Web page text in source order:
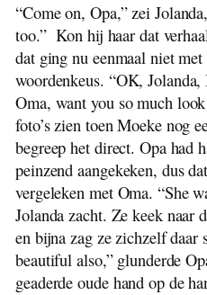
“Come on, Opa,” zei
too.” Kon hij haar dat
dat ging nu eenmaal niet
woordenkeus. “OK,
Oma, want you so much
foto’s zien toen Moeke nog
begreep het direct. Opa had
peinzend aangekeken, dus
vergeleken met Oma. “She
Jolanda zacht. Ze keek naar
en bijna zag ze zichzelf daar
beautiful also,” glunderde
geaderde oude hand op de